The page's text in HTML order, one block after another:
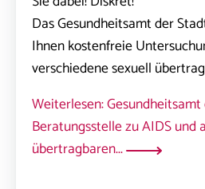
Das Gesundheitsamt der
Ihnen kostenfreie
verschiedene sexuell
Weiterlesen:
Beratungsstelle zu AIDS und
übertragbaren...